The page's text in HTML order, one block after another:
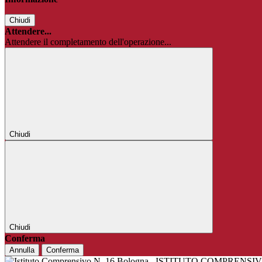
Chiudi
Attendere...
Attendere il completamento dell'operazione...
Chiudi
Chiudi
Conferma
Annulla Conferma